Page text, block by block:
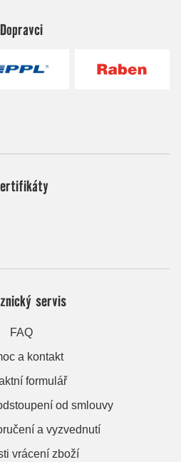
Dopravci
servis
FAQ
a kontakt
formulář
od smlouvy
a vyzvednutí
vrácení zboží